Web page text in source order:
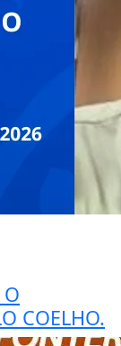
COELHO.